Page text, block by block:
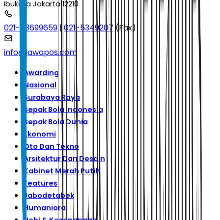
Ibukota Jakarta 12210
021-53699659 | 021-5349207 (Fax)
info@jawapos.com
Awarding
Nasional
Surabaya Raya
Sepak Bola Indonesia
Sepak Bola Dunia
Ekonomi
Oto Dan Tekno
Arsitektur Dan Desain
Kabinet Merah Putih
Features
Jabodetabek
Humaniora